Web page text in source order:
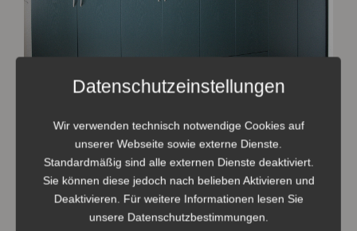
Datenschutzeinstellungen
Wir verwenden technisch notwendige Cookies auf
unserer Webseite sowie externe Dienste.
Standardmäßig sind alle externen Dienste deaktiviert.
Sie können diese jedoch nach belieben Aktivieren und
Deaktivieren. Für weitere Informationen lesen Sie
unsere Datenschutzbestimmungen.